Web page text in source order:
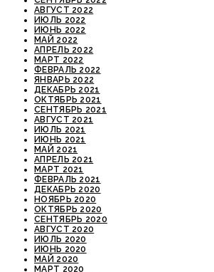
АВГУСТ 2022
ИЮЛЬ 2022
ИЮНЬ 2022
МАЙ 2022
АПРЕЛЬ 2022
МАРТ 2022
ФЕВРАЛЬ 2022
ЯНВАРЬ 2022
ДЕКАБРЬ 2021
ОКТЯБРЬ 2021
СЕНТЯБРЬ 2021
АВГУСТ 2021
ИЮЛЬ 2021
ИЮНЬ 2021
МАЙ 2021
АПРЕЛЬ 2021
МАРТ 2021
ФЕВРАЛЬ 2021
ДЕКАБРЬ 2020
НОЯБРЬ 2020
ОКТЯБРЬ 2020
СЕНТЯБРЬ 2020
АВГУСТ 2020
ИЮЛЬ 2020
ИЮНЬ 2020
МАЙ 2020
МАРТ 2020